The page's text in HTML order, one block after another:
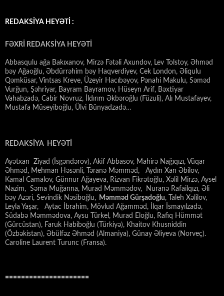
REDAKSİYA HEYƏTİ :
FƏXRİ REDAKSİYA HEYƏTİ
Abbasqulu ağa Bakıxanov, Mirzə Fətəli Axundov, Lev Tolstoy, Əhməd
bəy Ağaoğlu, Əbdürrəhim bəy Haqverdiyev, Cek London, Əliqulu
Qəmküsar, Vintsas Kreve, Üzeyir Hacıbəyov, Pənahi Makulu, Səməd
Vurğun, Şəhriyar, Bayram Bayramov, Hüseyn Arif, Bəxtiyar
Vahabzadə, Cabir Novruz, İldırım Əkbəroğlu (Füzuli), Alı Mustafayev,
Mustafa Müseyiboğlu, Ülvi Bünyadzadə…
REDAKSİYA HEYƏTİ
Ayətxan Ziyad (İsgəndərov), Akif Abbasov, Mahirə Nağıqızı, Vüqar
Əhməd, Mehman Həsənli, Təranə Məmməd, Aydın Xan Əbilov,
Kamal Camalov, Günnur Ağayeva, Rizvan Fikrətoğlu, Xəlil Mirzə, Aysel
Nazim, Səma Muğanna, Murad Məmmədov, Nuranə Rafailqızı, Əli
bəy Azəri, Sevindik Nəsiboğlu, Məmməd Gürşadoğlu, Taleh Xəlilov,
Leyla Yaşar, Aytac İbrahim, Mövlud Ağamməd, İlqar İsmayılzadə,
Südabə Məmmədova, Aysu Türkel, Murad Eloğlu, Rafiq Hümmət
(Gürcüstan), Faruk Habiboğlu (Türkiyə), Khaitov Khusniddin
(Özbəkistan), Əbülfəz Əhməd (Almaniya), Günay Əliyeva (Norveç).
Caroline Laurent Turunc (Fransa).
=====================